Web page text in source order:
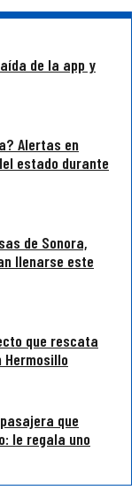
de la app y
Alertas en
estado durante
de Sonora,
llenarse este
que rescata
que
le regala uno